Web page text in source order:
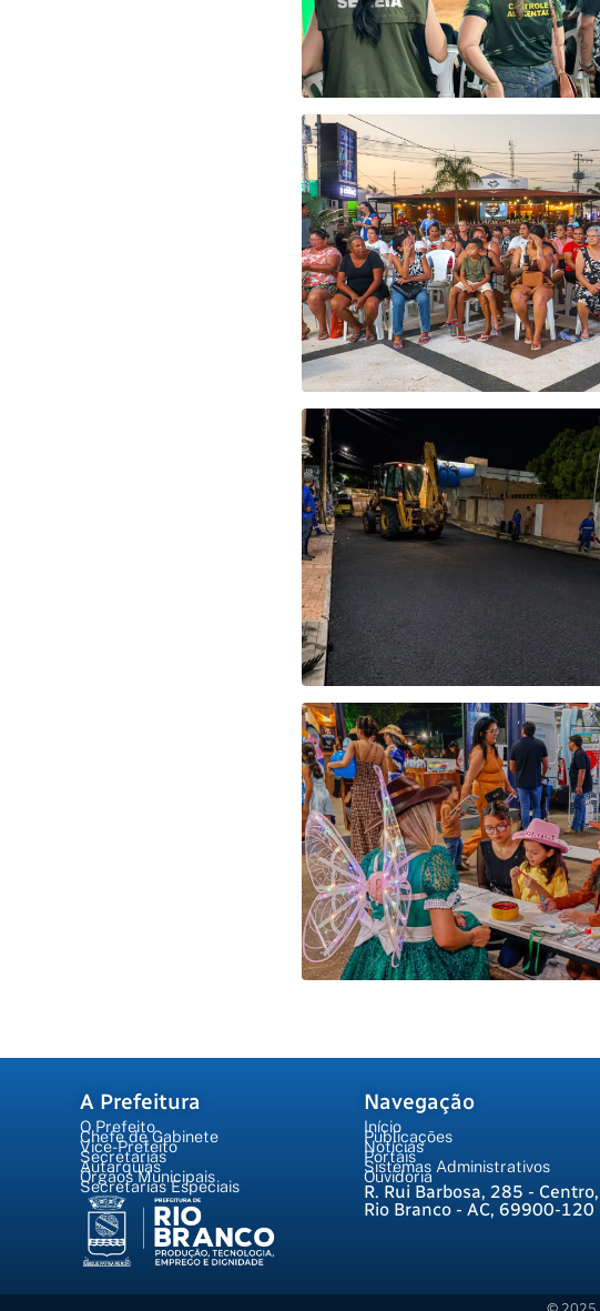
A Prefeitura
O Prefeito
Chefe de Gabinete
Vice-Prefeito
Secretarias
Autarquias
Órgãos Municipais
Secretarias Especiais
Navegação
Início
Publicações
Notícias
Portais
Sistemas Administrativos
Ouvidoria
R. Rui Barbosa, 285 - Centro,
Rio Branco - AC, 69900-120